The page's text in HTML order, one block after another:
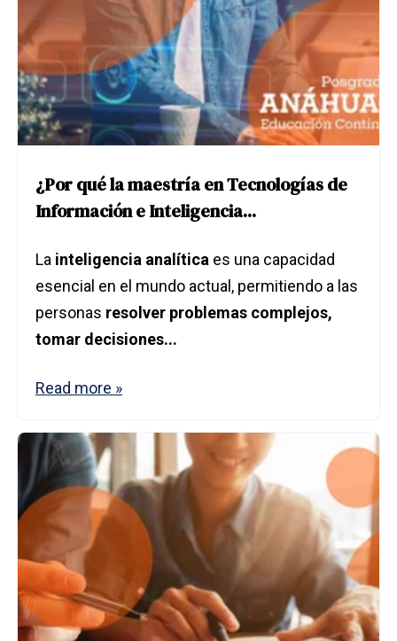
¿Por qué la maestría en Tecnologías de
Información e Inteligencia...
La inteligencia analítica es una capacidad
esencial en el mundo actual, permitiendo a las
personas resolver problemas complejos,
tomar decisiones...
Read more »